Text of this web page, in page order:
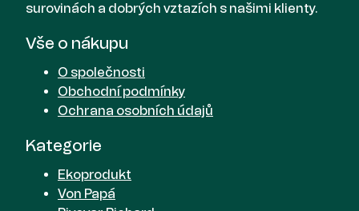
surovinách a dobrých vztazích s našimi klienty.
Vše o nákupu
O společnosti
Obchodní podmínky
Ochrana osobních údajů
Kategorie
Ekoprodukt
Von Papá